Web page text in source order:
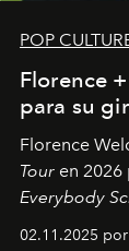
POP
Florence
para su
Florence
Tour en
Everybody
fechas en
02.11.2025